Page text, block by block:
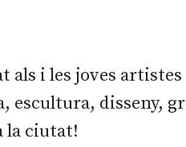
als i les joves
disseny,
la ciutat!